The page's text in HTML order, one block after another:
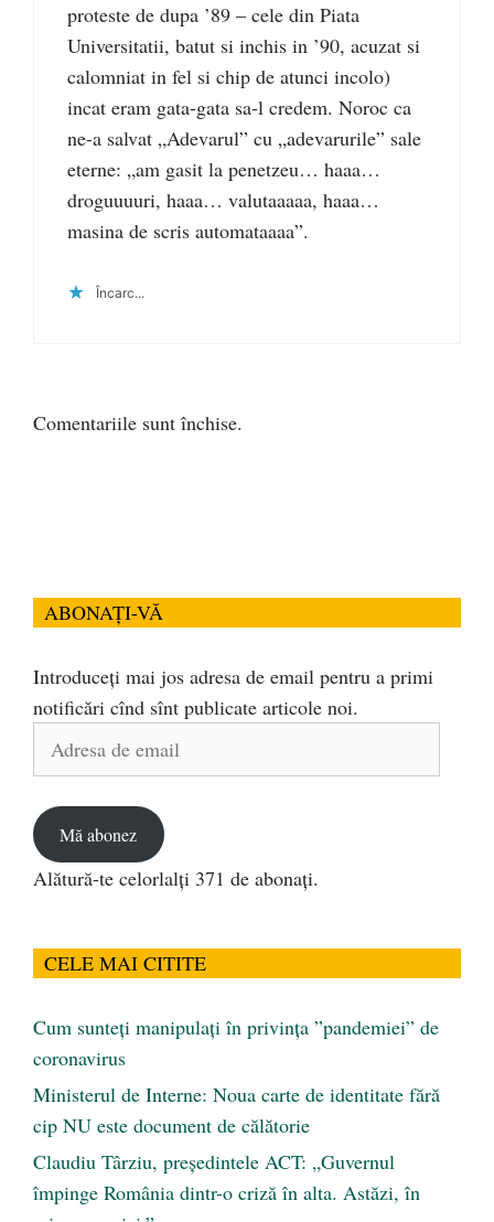
proteste de dupa ’89 – cele din Piata
Universitatii, batut si inchis in ’90, acuzat si
calomniat in fel si chip de atunci incolo)
incat eram gata-gata sa-l credem. Noroc ca
ne-a salvat „Adevarul” cu „adevarurile” sale
eterne: „am gasit la penetzeu… haaa…
droguuuuri, haaa… valutaaaaa, haaa…
masina de scris automataaaa”.
Încarc...
Comentariile sunt închise.
ABONAȚI-VĂ
Introduceți mai jos adresa de email pentru a primi
notificări cînd sînt publicate articole noi.
Adresa
Mă abonez
Alătură-te celorlalți 371 de abonați.
CELE MAI CITITE
Cum sunteți manipulați în privința ”pandemiei” de
coronavirus
Ministerul de Interne: Noua carte de identitate fără
cip NU este document de călătorie
Claudiu Târziu, președintele ACT: „Guvernul
împinge România dintr-o criză în alta. Astăzi, în